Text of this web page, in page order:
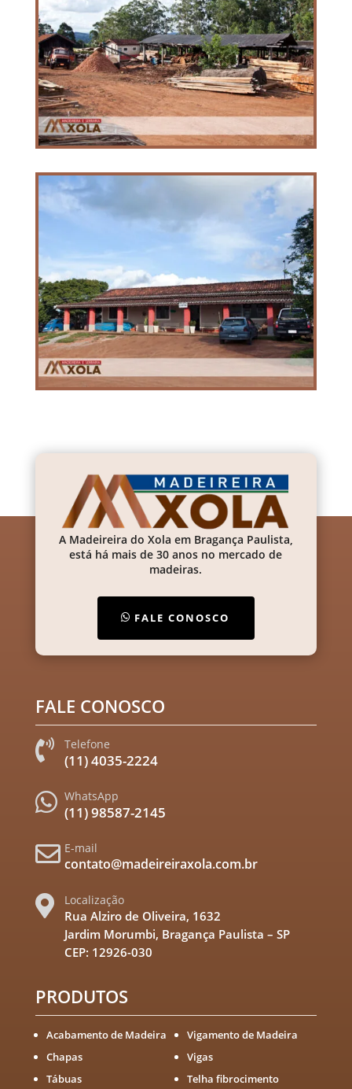
A Madeireira do Xola em Bragança Paulista,
está há mais de 30 anos no mercado de
madeiras.
FALE CONOSCO
FALE CONOSCO
 Telefone
(11) 4035-2224
 WhatsApp
(11) 98587-2145
 E-mail
contato@madeireiraxola.com.br
 Localização
Rua Alziro de Oliveira, 1632
Jardim Morumbi, Bragança Paulista – SP
CEP: 12926-030
PRODUTOS
Acabamento de Madeira
Chapas
Tábuas
Vigamento de Madeira
Vigas
Telha fibrocimento